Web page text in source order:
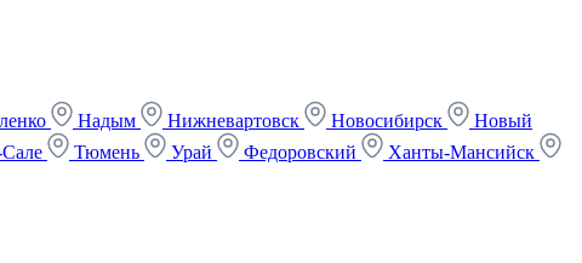
Надым Нижневартовск Новосибирск
Новый
Тюмень Урай Федоровский
Ханты-Мансийск